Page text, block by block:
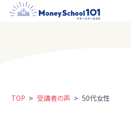
TOP > 受講者の声 > 50代女性